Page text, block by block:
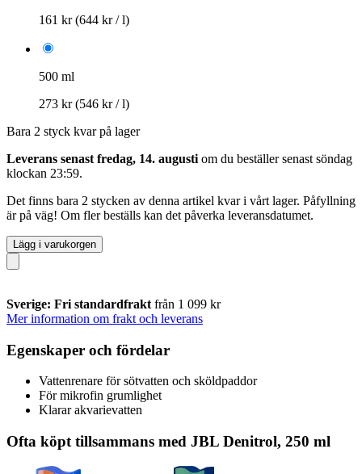
161 kr(644 kr / l)
500 ml
273 kr(546 kr / l)
Bara 2 styck kvar på lager
Leverans senast fredag, 14. augusti om du beställer senast söndag
klockan 23:59.
Det finns bara 2 stycken av denna artikel kvar i vårt lager. Påfyllning
är på väg! Om fler beställs kan det påverka leveransdatumet.
Lägg i varukorgen
Sverige: Fri standardfrakt från 1 099 kr
Mer information om frakt och leverans
Egenskaper och fördelar
Vattenrenare för sötvatten och sköldpaddor
För mikrofin grumlighet
Klarar akvarievatten
Ofta köpt tillsammans med JBL Denitrol, 250 ml